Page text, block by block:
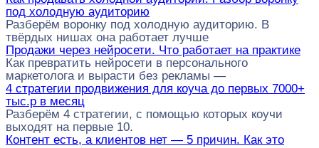
под холодную аудиторию
Разберём воронку под холодную аудиторию. В
твёрдых нишах она работает лучше
Продажи через нейросети. Что работает на практике
Как превратить нейросети в персонального
маркетолога и вырасти без рекламы —
4 стратегии продвижения для коуча до первых 7000+
тыс.р в месяц
Разберём 4 стратегии, с помощью которых коучи
выходят на первые 10.
Контент есть, а клиентов нет — 5 причин. Как это